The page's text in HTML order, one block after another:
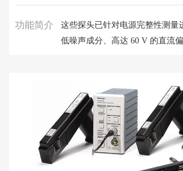
功能简介
这些探头已针对电源完整性测量
低噪声成分、高达 60 V 的直流